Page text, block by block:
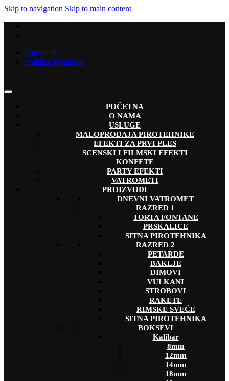
Skip to navigation Skip to main content
Zaposlenje
Politika privatnosti
POČETNA
O NAMA
USLUGE
MALOPRODAJA PIROTEHNIKE
EFEKTI ZA PRVI PLES
SCENSKI I FILMSKI EFEKTI
KONFETE
PARTY EFEKTI
VATROMETI
PROIZVODI
DNEVNI VATROMET
RAZRED 1
TORTA FONTANE
PRSKALICE
SITNA PIROTEHNIKA
RAZRED 2
PETARDE
BAKLJE
DIMOVI
VULKANI
STROBOVI
RAKETE
RIMSKE SVEĆE
SITNA PIROTEHNIKA
BOKSEVI
Kalibar
8mm
12mm
14mm
18mm